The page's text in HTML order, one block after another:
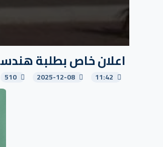
اعلان خاص بطلبة
11:42
2025-12-08
510